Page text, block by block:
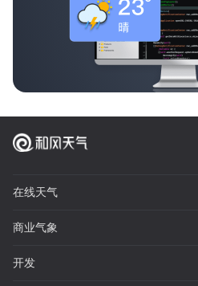
在线天气
商业气象
开发